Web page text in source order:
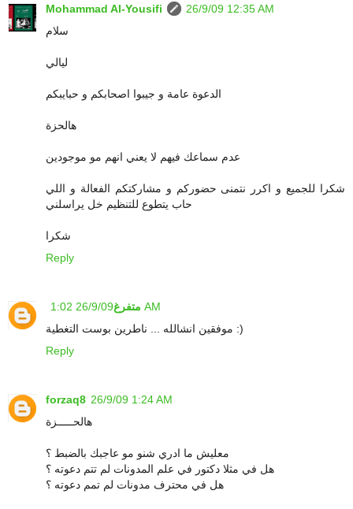
Mohammad Al-Yousifi
26/9/09 12:35 AM
سلام
ليالي
الدعوة عامة و جيبوا اصحابكم و حبايبكم
هالحزة
عدم سماعك فيهم لا يعني انهم مو موجودين
شكرا للجميع و اكرر نتمنى حضوركم و مشاركتكم الفعالة و اللي
حاب يتطوع للتنظيم خل يراسلني
شكرا
Reply
متفرغ 26/9/09 1:02 AM
موفقين انشالله ... ناطرين بوست التغطية :)
Reply
forzaq8 26/9/09 1:24 AM
هالحـــــزة
معليش ما ادري شنو مو عاجبك بالضبط ؟
هل في مثلا دكتور في علم المدونات لم تتم دعوته ؟
هل في محترف مدونات لم تمم دعوته ؟